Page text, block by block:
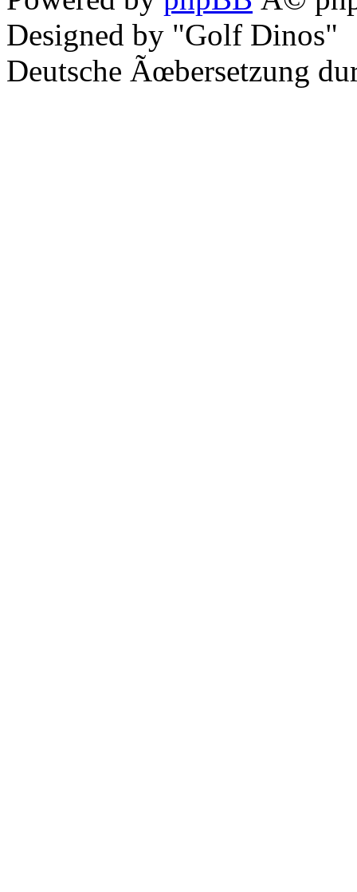
Designed by "Golf Dinos"
Deutsche Ãœbersetzung